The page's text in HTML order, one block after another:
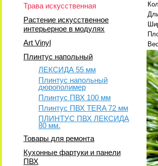
Трава искусственная
Растение искусственное
интерьерное в модулях
Art Vinyl
Плинтус напольный
ЛЕКСИДА 55 мм
Плинтус напольный
дюрополимер
Плинтус ПВХ 100 мм
Плинтус ПВХ TERA 72 мм
ПЛИНТУС ПВХ ЛЕКСИДА
80 мм.
Товары для ремонта
Кухонные фартуки и панели
ПВХ